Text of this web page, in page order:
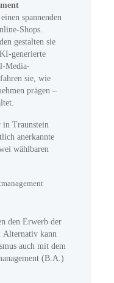
spannenden
Shops.
gestalten sie
generierte
Media-
sie, wie
prägen –
in Traunstein
anerkannte
wählbaren
den Erwerb der
Alternativ kann
auch mit dem
(B.A.)